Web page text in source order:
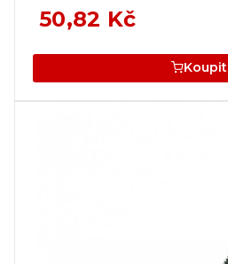
50,82 Kč
Koupit